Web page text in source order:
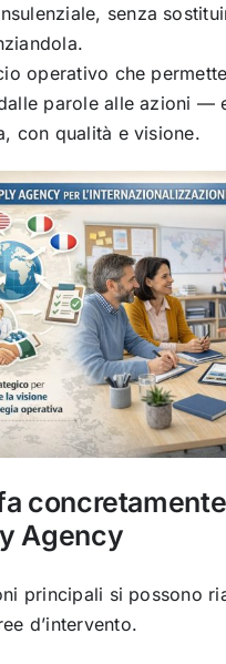
senza
operativo che
parole alle azioni —
con qualità e visione.
Agency
principali si possono
d’intervento.